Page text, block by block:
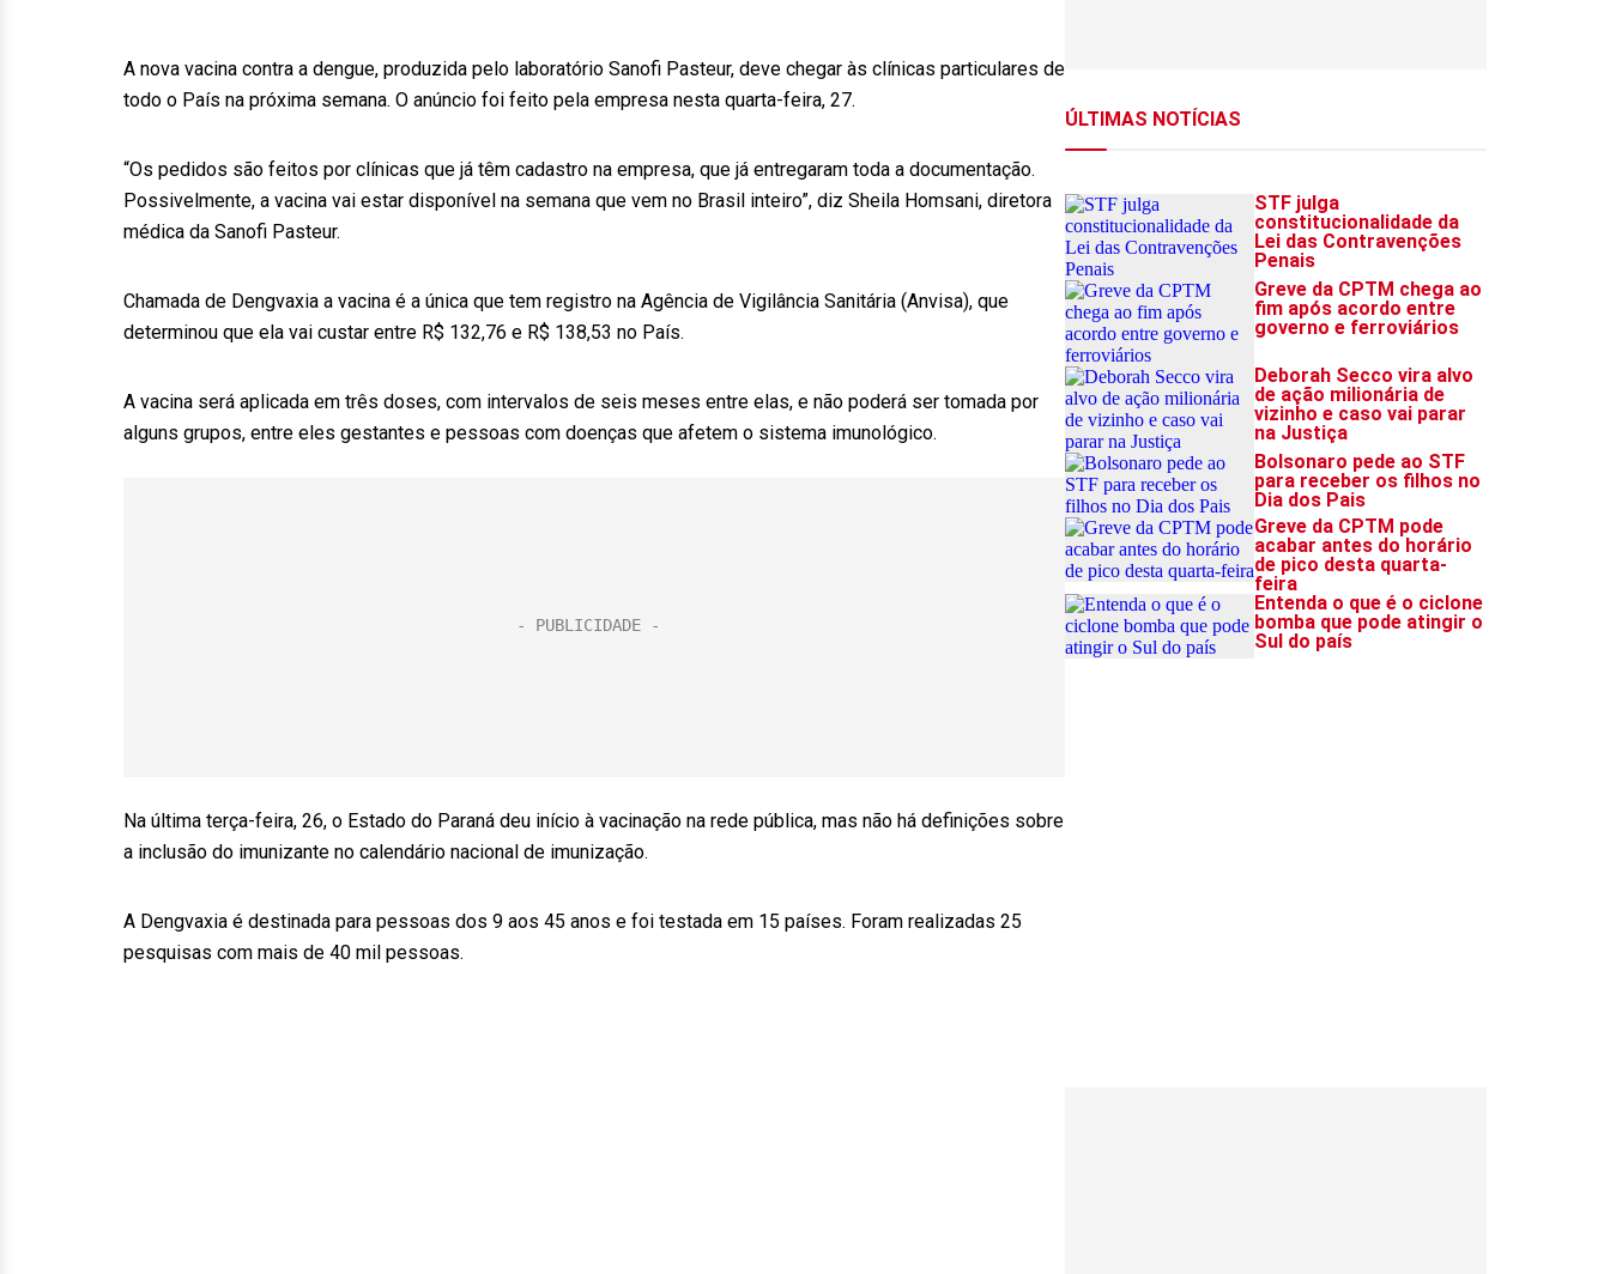
A nova vacina contra a dengue, produzida pelo laboratório Sanofi Pasteur, deve chegar às clínicas particulares de
todo o País na próxima semana. O anúncio foi feito pela empresa nesta quarta-feira, 27.
“Os pedidos são feitos por clínicas que já têm cadastro na empresa, que já entregaram toda a documentação.
Possivelmente, a vacina vai estar disponível na semana que vem no Brasil inteiro”, diz Sheila Homsani, diretora
médica da Sanofi Pasteur.
Chamada de Dengvaxia a vacina é a única que tem registro na Agência de Vigilância Sanitária (Anvisa), que
determinou que ela vai custar entre R$ 132,76 e R$ 138,53 no País.
A vacina será aplicada em três doses, com intervalos de seis meses entre elas, e não poderá ser tomada por
alguns grupos, entre eles gestantes e pessoas com doenças que afetem o sistema imunológico.
Na última terça-feira, 26, o Estado do Paraná deu início à vacinação na rede pública, mas não há definições sobre
a inclusão do imunizante no calendário nacional de imunização.
A Dengvaxia é destinada para pessoas dos 9 aos 45 anos e foi testada em 15 países. Foram realizadas 25
pesquisas com mais de 40 mil pessoas.